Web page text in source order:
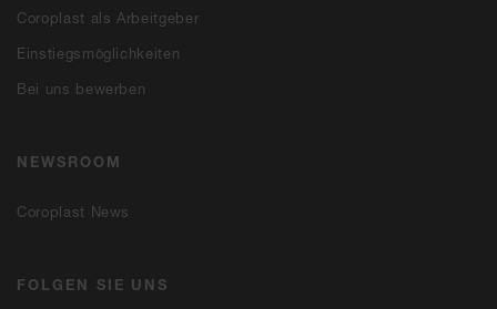
Coroplast als Arbeitgeber
Einstiegsmöglichkeiten
Bei uns bewerben
NEWSROOM
Coroplast News
FOLGEN SIE UNS